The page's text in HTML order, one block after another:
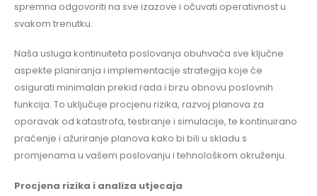
spremna odgovoriti na sve izazove i očuvati operativnost u
svakom trenutku.
Naša usluga kontinuiteta poslovanja obuhvaća sve ključne
aspekte planiranja i implementacije strategija koje će
osigurati minimalan prekid rada i brzu obnovu poslovnih
funkcija. To uključuje procjenu rizika, razvoj planova za
oporavak od katastrofa, testiranje i simulacije, te kontinuirano
praćenje i ažuriranje planova kako bi bili u skladu s
promjenama u vašem poslovanju i tehnološkom okruženju.
Procjena rizika i analiza utjecaja